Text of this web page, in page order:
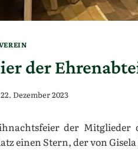
der
22. Dezember 2023
der
einen Stern, der von